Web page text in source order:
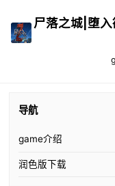
尸落之城|堕
导航
game介绍
润色版下载